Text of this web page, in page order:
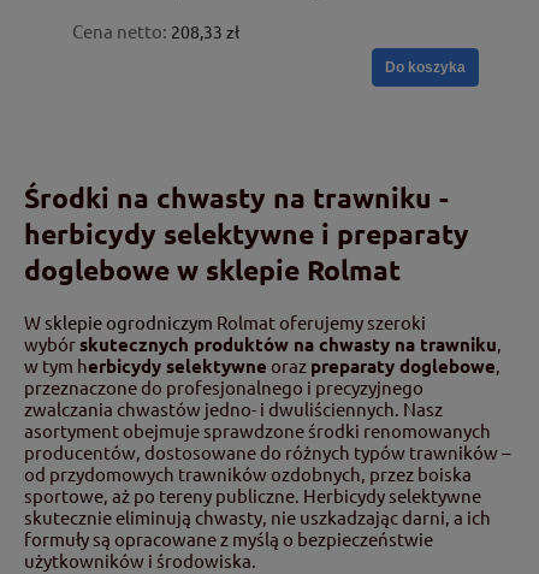
Cena netto: 208,33 zł
Do koszyka
Środki na chwasty na trawniku -
herbicydy selektywne i preparaty
doglebowe w sklepie Rolmat
W sklepie ogrodniczym Rolmat oferujemy szeroki
wybórskutecznych produktów na chwasty na trawniku,
w tym herbicydy selektywne oraz preparaty doglebowe,
przeznaczone do profesjonalnego i precyzyjnego
zwalczania chwastów jedno- i dwuliściennych. Nasz
asortyment obejmuje sprawdzone środki renomowanych
producentów, dostosowane do różnych typów trawników –
od przydomowych trawników ozdobnych, przez boiska
sportowe, aż po tereny publiczne. Herbicydy selektywne
skutecznie eliminują chwasty, nie uszkadzając darni, a ich
formuły są opracowane z myślą o bezpieczeństwie
użytkowników i środowiska.